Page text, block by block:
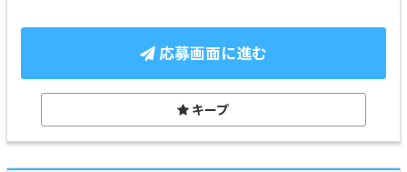
応募画面に進む
キープ